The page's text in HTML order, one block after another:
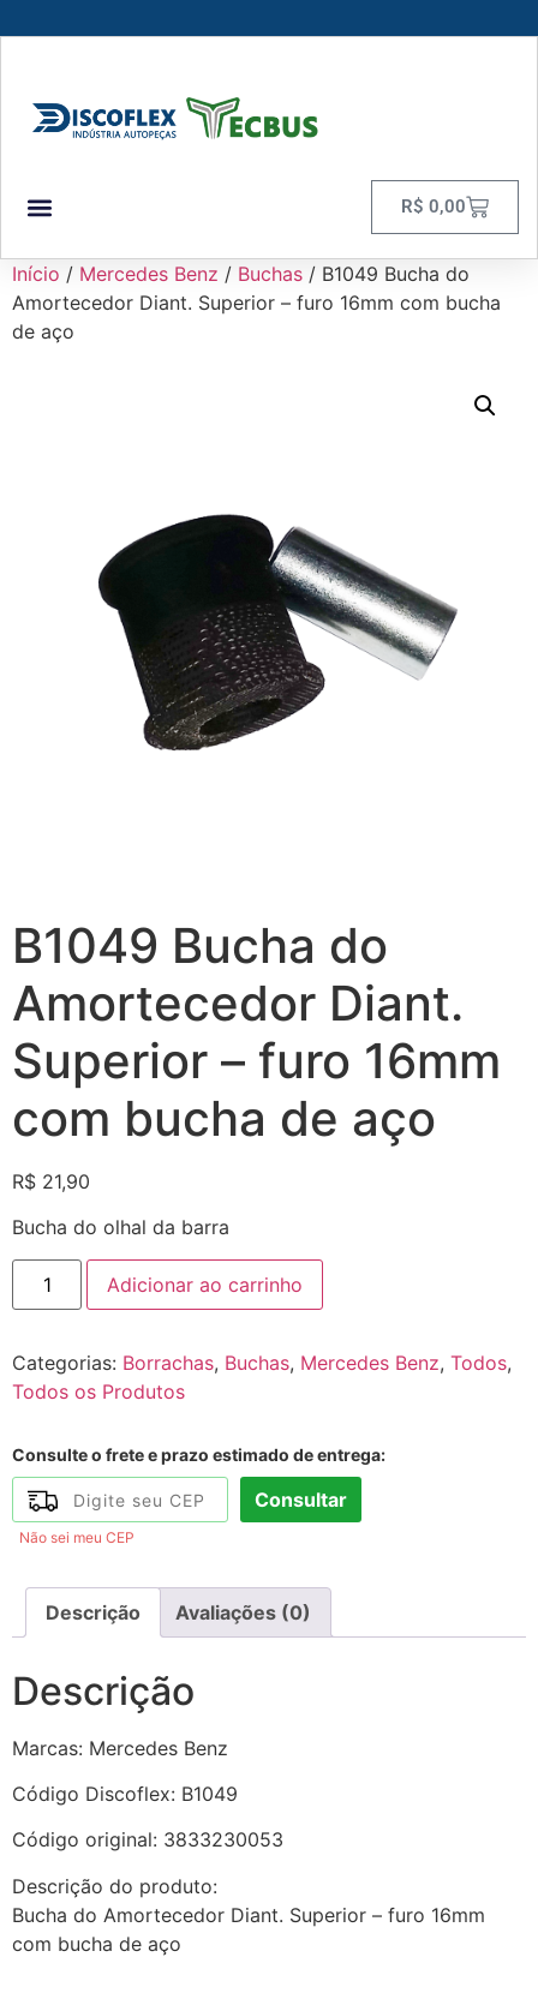
R$ 0,00
Início / Mercedes Benz / Buchas / B1049 Bucha do
Amortecedor Diant. Superior – furo 16mm com bucha
de aço
B1049 Bucha do
Amortecedor Diant.
Superior – furo 16mm
com bucha de aço
R$ 21,90
Bucha do olhal da barra
Adicionar ao carrinho
Categorias: Borrachas, Buchas, Mercedes Benz, Todos,
Todos os Produtos
Consulte o frete e prazo estimado de entrega:
Consultar
Não sei meu CEP
Descrição Avaliações (0)
Descrição
Marcas: Mercedes Benz
Código Discoflex: B1049
Código original: 3833230053
Descrição do produto:
Bucha do Amortecedor Diant. Superior – furo 16mm
com bucha de aço